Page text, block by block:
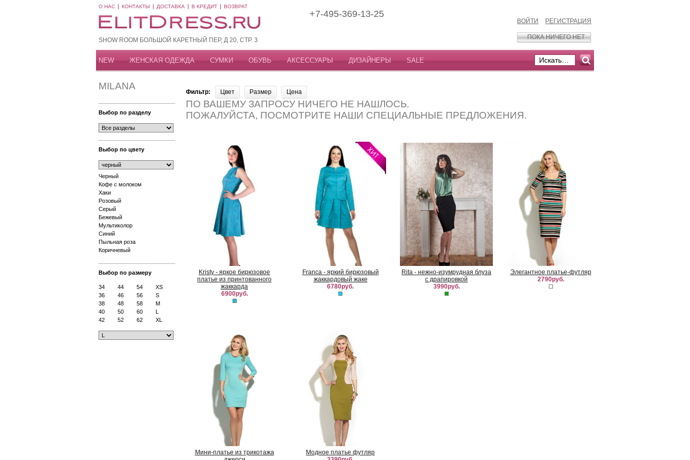
О НАС КОНТАКТЫ ДОСТАВКА В КРЕДИТ ВОЗВРАТ
SHOW ROOM БОЛЬШОЙ КАРЕТНЫЙ ПЕР, Д 20, СТР. 3
+7-495-369-13-25
ВОЙТИ РЕГИСТРАЦИЯ
ПОКА НИЧЕГО НЕТ
NEW ЖЕНСКАЯ ОДЕЖДА СУМКИ ОБУВЬ АКСЕССУАРЫ ДИЗАЙНЕРЫ SALE
MILANA
Выбор по разделу
Выбор по цвету
Черный
Кофе с молоком
Хаки
Розовый
Серый
Бежевый
Мультиколор
Синий
Пыльная роза
Коричневый
Выбор по размеру
34 44 54
XS
36
46 56
S
38
48 58
M
40
50 60
L
42
52 62 XL
Фильтр: Цвет Размер Цена
ПО ВАШЕМУ ЗАПРОСУ НИЧЕГО НЕ НАШЛОСЬ.
ПОЖАЛУЙСТА, ПОСМОТРИТЕ НАШИ СПЕЦИАЛЬНЫЕ ПРЕДЛОЖЕНИЯ.
Kristy - яркое бирюзовое
платье из принтованного
жаккарда
6900руб.
Franca - яркий бирюзовый
жаккардовый жаке
6780руб.
Rita - нежно-изумрудная блуза
с драпировкой
3990руб.
Элегантное платье-футляр
2790руб.
Мини-платье из трикотажа
Модное платье футляр